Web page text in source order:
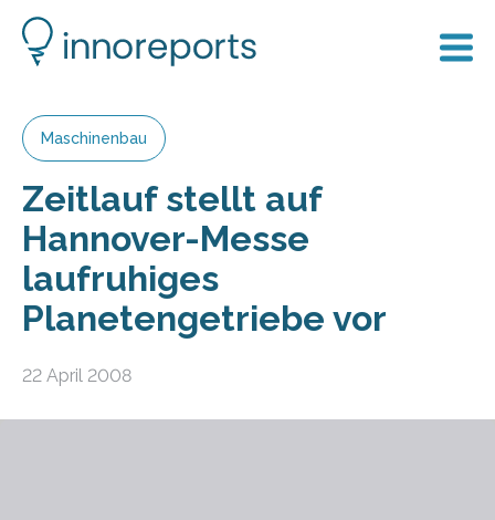
Maschinenbau
Zeitlauf stellt auf
Hannover-Messe
laufruhiges
Planetengetriebe vor
22 April 2008